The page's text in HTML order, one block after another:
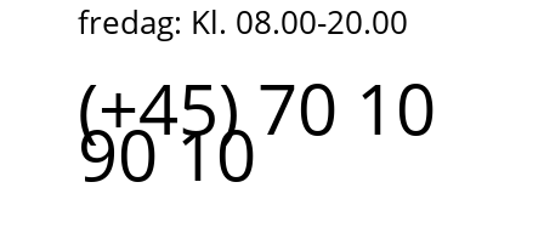
fredag: Kl. 08.00-20.00
(+45) 70 10
90 10